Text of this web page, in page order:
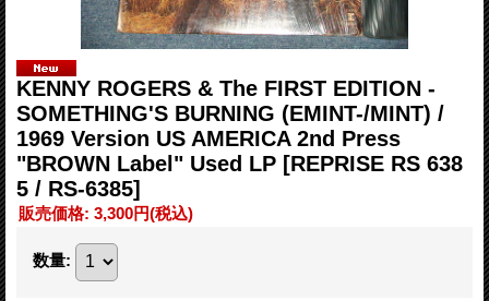
KENNY ROGERS & The FIRST EDITION -
SOMETHING'S BURNING (EMINT-/MINT) /
1969 Version US AMERICA 2nd Press
"BROWN Label" Used LP [REPRISE RS 638
5 / RS-6385]
販売価格: 3,300円(税込)
数量: